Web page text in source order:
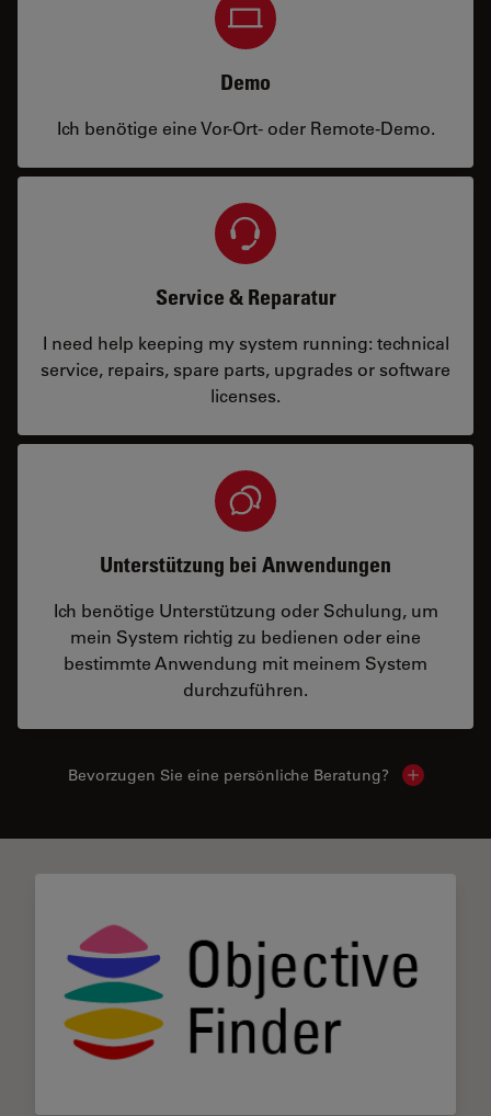
Demo
Ich benötige eine Vor-Ort- oder Remote-Demo.
Service & Reparatur
I need help keeping my system running: technical
service, repairs, spare parts, upgrades or software
licenses.
Unterstützung bei Anwendungen
Ich benötige Unterstützung oder Schulung, um
mein System richtig zu bedienen oder eine
bestimmte Anwendung mit meinem System
durchzuführen.
Bevorzugen Sie eine persönliche Beratung? Show